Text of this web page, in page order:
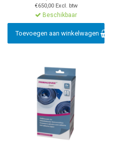
€650,00 Excl. btw
Beschikbaar
Toevoegen aan winkelwagen